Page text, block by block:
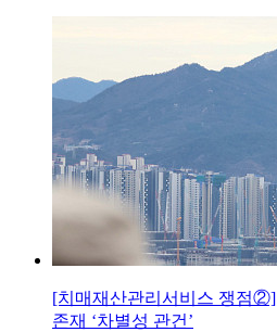
[치매재산관리서비스 쟁점②]
존재 ‘차별성 관건’